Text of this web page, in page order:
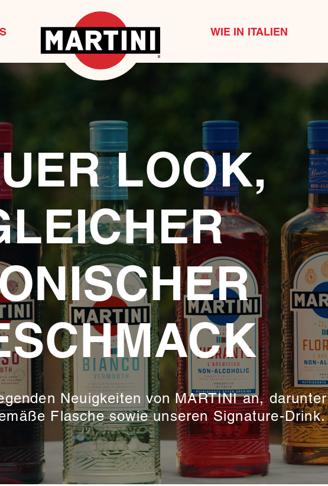
WIE IN ITALIEN
LOOK,
Neuigkeiten von MARTINI an, darunter
Flasche sowie unseren Signature-Drink.